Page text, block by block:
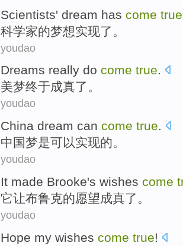
Scientists' dream has come true
科学家的梦想实现了 。
youdao
Dreams really do come true.
美梦终于成真了。
youdao
China dream can come true.
中国梦是可以实现的。
youdao
It made Brooke's wishes come
它让布鲁克的愿望成真了。
youdao
Hope my wishes come true!